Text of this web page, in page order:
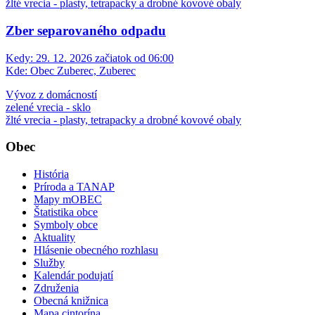
žlté vrecia - plasty, tetrapacky a drobné kovové obaly
Zber separovaného odpadu
Kedy: 29. 12. 2026 začiatok od 06:00
Kde: Obec Zuberec, Zuberec
Vývoz z domácností
zelené vrecia - sklo
žlté vrecia - plasty, tetrapacky a drobné kovové obaly
Obec
História
Príroda a TANAP
Mapy mOBEC
Štatistika obce
Symboly obce
Aktuality
Hlásenie obecného rozhlasu
Služby
Kalendár podujatí
Združenia
Obecná knižnica